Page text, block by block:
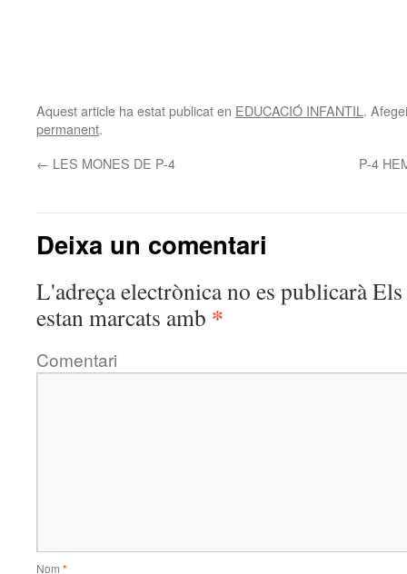
Aquest article ha estat publicat en EDUCACIÓ INFANTIL .
permanent.
← LES MONES DE P-4 P-4
Deixa un comentari
L'adreça electrònica no es publicaràEls
estan marcats amb *
Comentari
Nom *